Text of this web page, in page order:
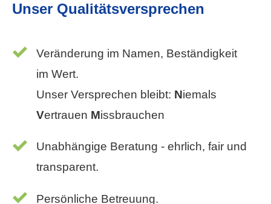
Unser Qualitätsversprechen
Veränderung im Namen, Beständigkeit
im Wert.
Unser Versprechen bleibt: Niemals
Vertrauen Missbrauchen
Unabhängige Beratung - ehrlich, fair und
transparent.
Persönliche Betreuung.